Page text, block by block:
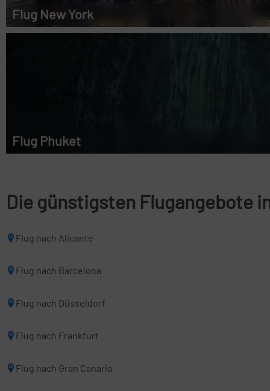
Flug New York
Flug Phuket
Die günstigsten Flugangebote
Flug nach Alicante
Flug nach Barcelona
Flug nach Düsseldorf
Flug nach Frankfurt
Flug nach Gran Canaria